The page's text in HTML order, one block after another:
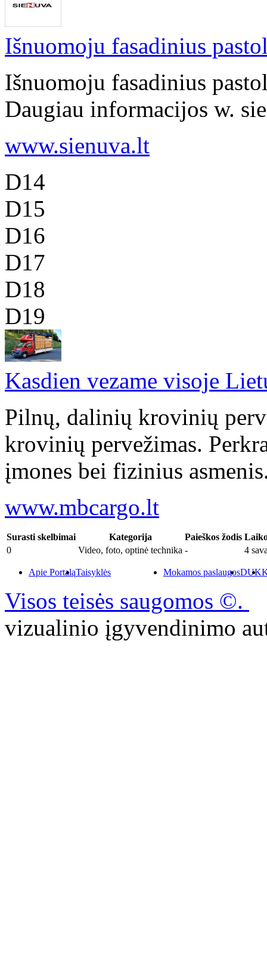
Išnuomoju fasadinius
Išnuomoju fasadinius
Daugiau informacijos w.
www.sienuva.lt
D14
D15
D16
D17
D18
D19
Kasdien vezame visoje
Pilnų, dalinių krovinių
krovinių pervežimas.
įmones bei fizinius
www.mbcargo.lt
Surasti skelbimai Kategorija Paieškos žodis
0
Video, foto, optinė technika - 4
Apie PortaląTaisyklės Mokamos paslaugosDUK
Visos teisės saugomos ©.
vizualinio įgyvendinimo